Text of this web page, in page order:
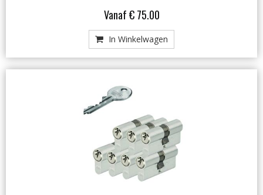
Vanaf € 75.00
In Winkelwagen